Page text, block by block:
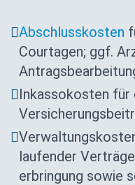
Abschlusskosten
Courtagen; ggf.
Inkassokosten für
laufender
erbringung sowie